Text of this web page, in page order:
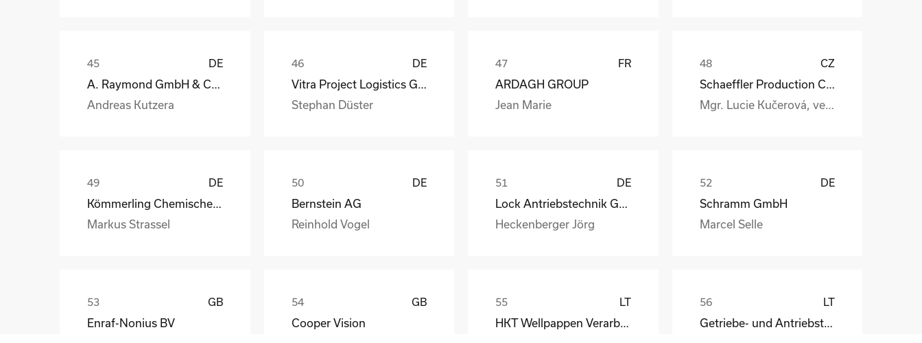
DE
Andreas Kutzera
DE
Stephan Düster
FR
ARDAGH GROUP
Jean Marie
CZ
Mgr. Lucie Kučerová, vedoucí interní logistiky a expedice
DE
Markus Strassel
DE
Bernstein AG
Reinhold Vogel
DE
Heckenberger Jörg
DE
Schramm GmbH
Marcel Selle
GB
Enraf-Nonius BV
GB
Cooper Vision
LT LT
Getriebe- und Antriebstechnik Wernigerode